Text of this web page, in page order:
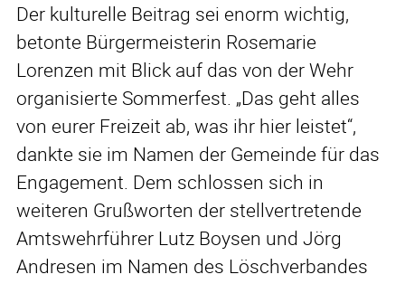
Der kulturelle Beitrag sei enorm wichtig,
betonte Bürgermeisterin Rosemarie
Lorenzen mit Blick auf das von der Wehr
organisierte Sommerfest. „Das geht alles
von eurer Freizeit ab, was ihr hier leistet“,
dankte sie im Namen der Gemeinde für das
Engagement. Dem schlossen sich in
weiteren Grußworten der stellvertretende
Amtswehrführer Lutz Boysen und Jörg
Andresen im Namen des Löschverbandes